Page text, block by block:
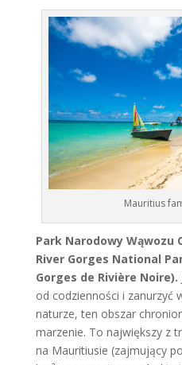
Mauritius
Park Narodowy Wąwozu
River Gorges National
Gorges de Rivière Noire).
od codzienności i zanurzyć
naturze, ten obszar
marzenie. To największy z
na Mauritiusie (zajmujący